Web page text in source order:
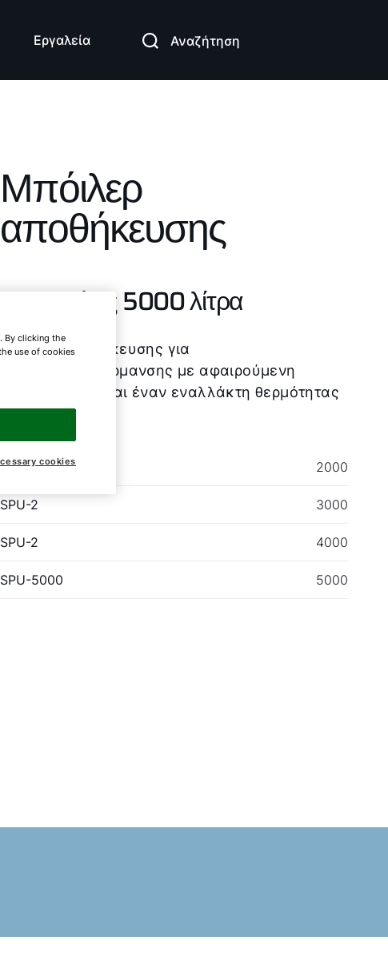
Εργαλεία Αναζήτηση
Μπόιλερ
αποθήκευσης
SPU-2 έως 5000 λίτρα
Μπόιλερ αποθήκευσης για
υποβοήθηση θέρμανσης με αφαιρούμενη
θερμομόνωση και έναν εναλλάκτη θερμότητας
λείου σωλήνα
SPU-2 2000
SPU-2 3000
SPU-2 4000
SPU-5000 5000
By clicking the
use of cookies
cookies